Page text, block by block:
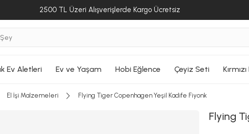
2500 TL Üzeri Alışverişlerde Kargo Ücretsiz
Ev Aletleri Ev ve Yaşam Hobi Eğlence Çeyiz Seti
El İşi Malzemeleri Flying Tiger Copenhagen Yeşil Kadife Fiyonk
Flying